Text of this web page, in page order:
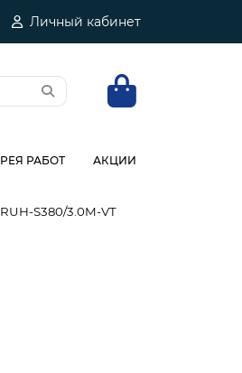
Личный кабинет
РАБОТ АКЦИИ
S380/3.0M-VT